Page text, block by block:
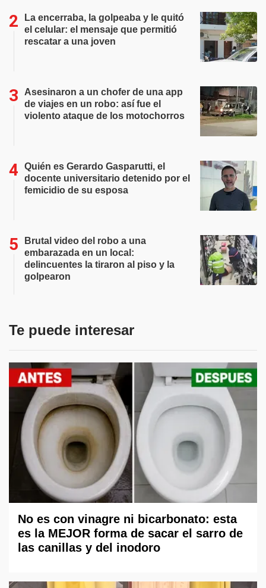
La encerraba, la golpeaba y le quitó
el celular: el mensaje que permitió
rescatar a una joven
Asesinaron a un chofer de una app
de viajes en un robo: así fue el
violento ataque de los motochorros
Quién es Gerardo Gasparutti, el
docente universitario detenido por el
femicidio de su esposa
Brutal video del robo a una
embarazada en un local:
delincuentes la tiraron al piso y la
golpearon
Te puede interesar
No es con vinagre ni bicarbonato: esta
es la MEJOR forma de sacar el sarro de
las canillas y del inodoro